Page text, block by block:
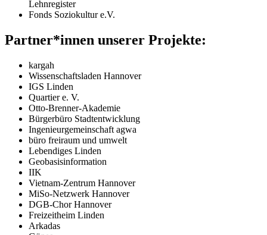
Lehnregister
Fonds Soziokultur e.V.
Partner*innen unserer Projekte:
kargah
Wissenschaftsladen Hannover
IGS Linden
Quartier e. V.
Otto-Brenner-Akademie
Bürgerbüro Stadtentwicklung
Ingenieurgemeinschaft agwa
büro freiraum und umwelt
Lebendiges Linden
Geobasisinformation
IIK
Vietnam-Zentrum Hannover
MiSo-Netzwerk Hannover
DGB-Chor Hannover
Freizeitheim Linden
Arkadas